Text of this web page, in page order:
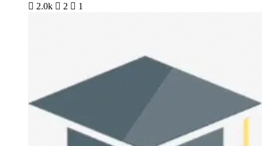
 2.0k  2  1